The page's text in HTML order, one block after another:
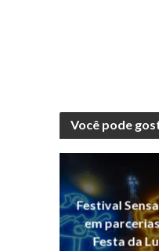
Você pode
Festival
em
Festa da